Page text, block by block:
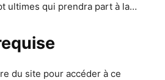
ultimes qui prendra part à la…
du site pour accéder à ce